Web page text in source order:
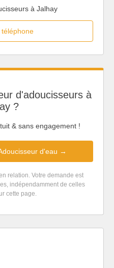
à Jalhay
téléphone
d'adoucisseurs à
?
& sans engagement !
d'eau →
relation. Votre demande est
indépendamment de celles
cette page.